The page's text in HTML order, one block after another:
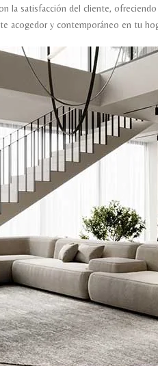
la satisfacción del cliente,
acogedor y contemporáneo en tu